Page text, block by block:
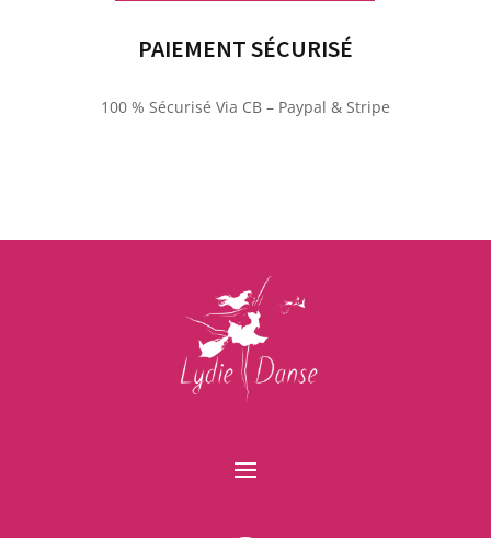
PAIEMENT SÉCURISÉ
100 % Sécurisé Via CB – Paypal & Stripe